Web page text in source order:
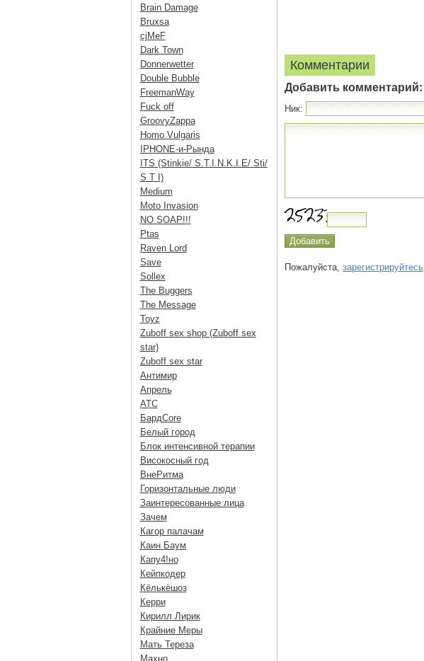
Комментарии
Добавить комментарий:
Ник:
Пожалуйста, зарегистрируйтесь
Brain Damage
Bruxsa
cjMeF
Dark Town
Donnerwetter
Double Bubble
FreemanWay
Fuck off
GroovyZappa
Homo Vulgaris
IPHONE-и-Рында
ITS (Stinkie/ S.T.I.N.K.I.E/ Sti/
S T I)
Medium
Moto Invasion
NO SOAP!!!
Ptas
Raven Lord
Save
Sollex
The Buggers
The Message
Toyz
Zuboff sex shop (Zuboff sex
star)
Zuboff sex star
Антимир
Апрель
АТС
БардCore
Белый город
Блок интенсивной терапии
Високосный год
ВнеРитма
Горизонтальные люди
Заинтересованные лица
Зачем
Кагор палачам
Каин Баум
Капу4!но
Кейпкодер
Кёлькёшоз
Керри
Кирилл Лирик
Крайние Меры
Мать Тереза
Махно